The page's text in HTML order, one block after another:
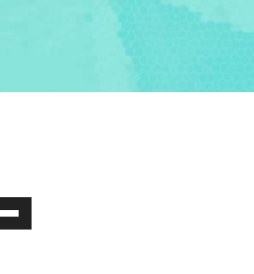
Programação